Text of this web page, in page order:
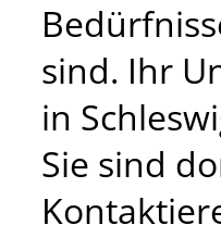
sind. Ihr
in
Sie sind